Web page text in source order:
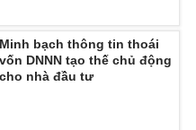
động sản
lòng Việt
Minh bạch thông tin thoái
vốn DNNN tạo thế chủ động
cho nhà đầu tư